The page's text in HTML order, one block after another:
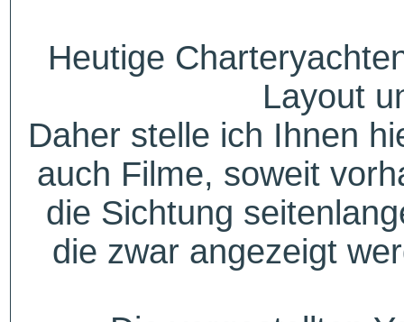
Heutige
Layout
Daher stelle ich Ihnen
auch Filme, soweit
die Sichtung
die zwar angezeigt